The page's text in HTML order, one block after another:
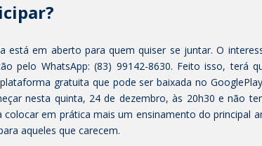
está em aberto para quem quiser se juntar. O
pelo WhatsApp: (83) 99142-8630. Feito isso, terá
gratuita que pode ser baixada no
nesta quinta, 24 de dezembro, às 20h30 e não
colocar em prática mais um ensinamento do principal
aqueles que carecem.